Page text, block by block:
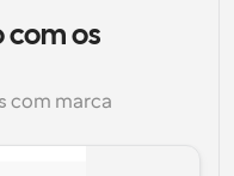
com os
com marca